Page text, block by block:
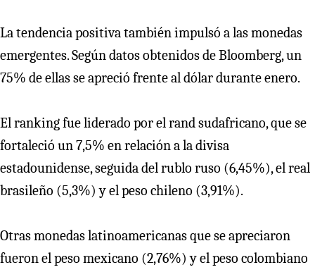
La tendencia positiva también impulsó a las monedas
emergentes. Según datos obtenidos de Bloomberg, un
75% de ellas se apreció frente al dólar durante enero.
El ranking fue liderado por el rand sudafricano, que se
fortaleció un 7,5% en relación a la divisa
estadounidense, seguida del rublo ruso (6,45%), el real
brasileño (5,3%) y el peso chileno (3,91%).
Otras monedas latinoamericanas que se apreciaron
fueron el peso mexicano (2,76%) y el peso colombiano